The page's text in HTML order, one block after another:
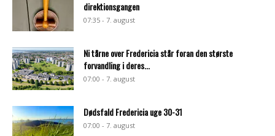
direktionsgangen
07:35 - 7. august
Ni tårne over Fredericia står foran den største
forvandling i deres...
07:00 - 7. august
Dødsfald Fredericia uge 30-31
07:00 - 7. august